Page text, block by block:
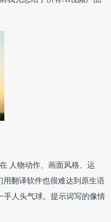
人物动作、画面风格、运
翻译软件也很难达到原生语
人头气球。提示词写的像情